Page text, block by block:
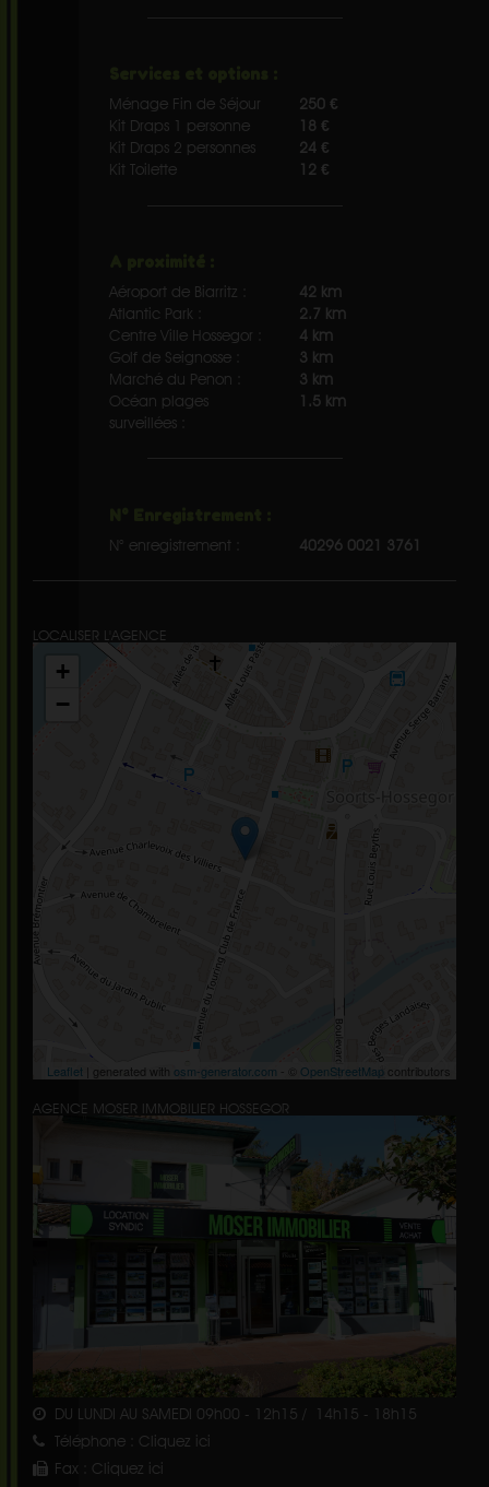
Ménage Fin de Séjour
250 €
Kit Draps 1 personne
18 €
Kit Draps 2 personnes
24 €
Kit Toilette
12 €
Aéroport de Biarritz :
42 km
Atlantic Park :
2.7 km
Centre Ville Hossegor :
4 km
Golf de Seignosse :
3 km
Marché du Penon :
3 km
Océan plages
surveillées :
1.5 km
N° enregistrement : 40296 0021 3761
LOCALISER L'AGENCE
+
−
Leaflet | generated with osm-generator.com OpenStreetMap contributors
AGENCE MOSER IMMOBILIER HOSSEGOR
DU LUNDI AU SAMEDI 09h00 - 12h15 / 14h15 - 18h15
Téléphone : Cliquez ici
Fax : Cliquez ici